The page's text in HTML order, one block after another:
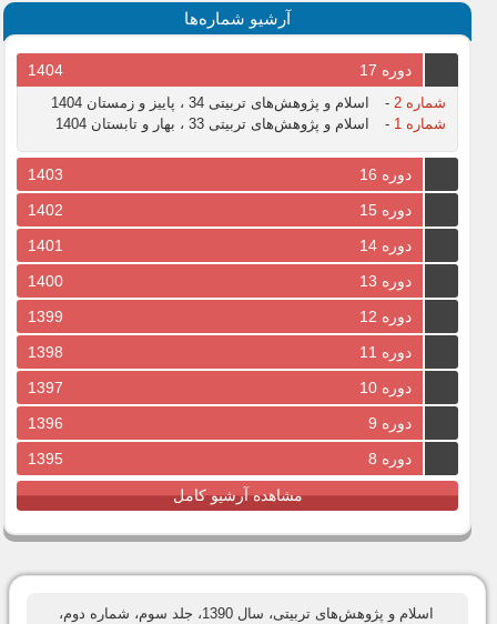
آرشیو شماره‌ها
دوره 17 1404
شماره 2 -
اسلام و پژوهش‌های تربیتی 34 ، پاییز و زمستان 1404
شماره 1
- اسلام و پژوهش‌های تربیتی 33 ، بهار و تابستان 1404
دوره 16
1403
دوره 15
1402
دوره 14
1401
دوره 13
1400
دوره 12
1399
دوره 11
1398
دوره 10
1397
دوره 9
1396
دوره 8
1395
مشاهده آرشیو کامل
اسلام و پژوهش‌های تربیتی، سال 1390، جلد سوم، شماره دوم،